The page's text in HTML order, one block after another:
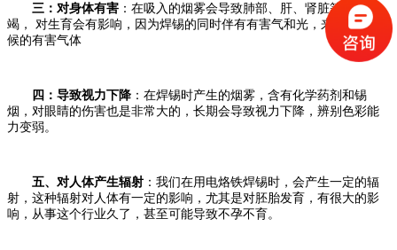
三：对身体有害 ：在吸入的烟雾会导致肺部、肝、肾脏等功能衰
竭， 对生育会有影响，因为焊锡的同时伴有有害气和光，来自燃烧时
候的有害气体
四：导致视力下降 ：在焊锡时产生的烟雾，含有化学药剂和锡
烟，对眼睛的伤害也是非常大的，长期会导致视力下降，辨别色彩能
力变弱。
五、对人体产生辐射 ：我们在用电烙铁焊锡时，会产生一定的辐
射，这种辐射对人体有一定的影响，尤其是对胚胎发育，有很大的影
响，从事这个行业久了，甚至可能导致不孕不育。